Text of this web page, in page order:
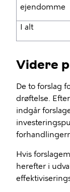
ejendomme
I alt
Videre
De to forslag
drøftelse.
indgår
Hvis
herefter i